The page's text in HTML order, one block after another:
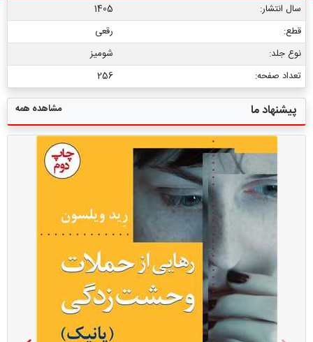
سال انتشار:
1405
قطع:
رقعی
نوع جلد:
شومیز
تعداد صفحه:
256
پیشنهاد ما مشاهده همه